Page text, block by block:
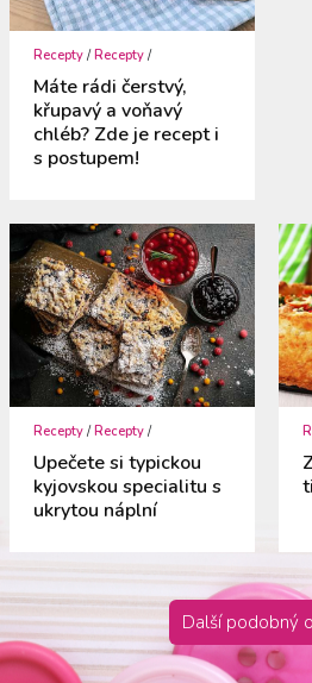
Recepty / Recepty /
Máte rádi čerstvý,
křupavý a voňavý
chléb? Zde je recept i
s postupem!
Recepty /Recepty /
Upečete si typickou
kyjovskou specialitu s
ukrytou náplní
Další podobný